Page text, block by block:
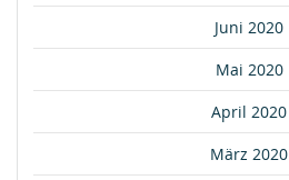
Juni 2020
Mai 2020
April 2020
März 2020